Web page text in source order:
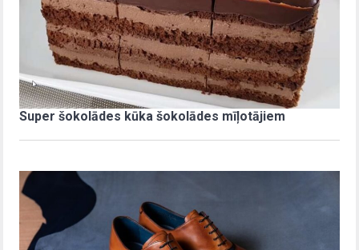
Super šokolādes kūka šokolādes mīļotājiem